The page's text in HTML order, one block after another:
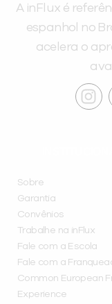
A inFlux é
espanhol no
acelera o
Sobre
Garantia
Convênios
Trabalhe na inFlux
Fale com a Escola
Fale com a
Common European
Experience